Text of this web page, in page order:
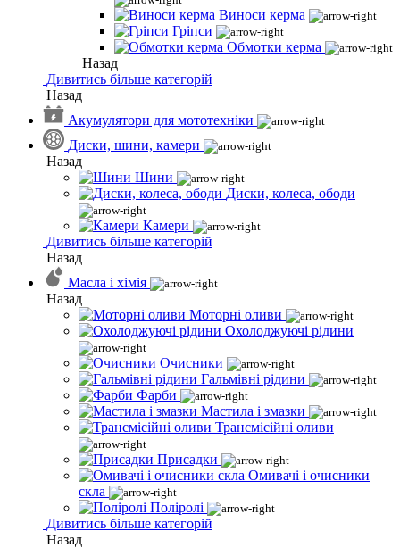
Виноси керма
Гріпси
Обмотки керма
Назад
Дивитись більше категорій
Назад
Акумулятори для мототехніки
Диски, шини, камери
Назад
Шини
Диски, колеса, ободи
Камери
Дивитись більше категорій
Назад
Масла і хімія
Назад
Моторні оливи
Охолоджуючі рідини
Очисники
Гальмівні рідини
Фарби
Мастила і змазки
Трансмісійні оливи
Присадки
Омивачі і очисники
скла
Поліролі
Дивитись більше категорій
Назад